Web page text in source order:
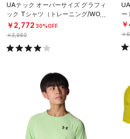
UAテック オーバーサイズ グラフィ
ック Tシャツ（トレーニング/WOM
EN）
￥2,772 30%OFF
￥3,960
ー
￥